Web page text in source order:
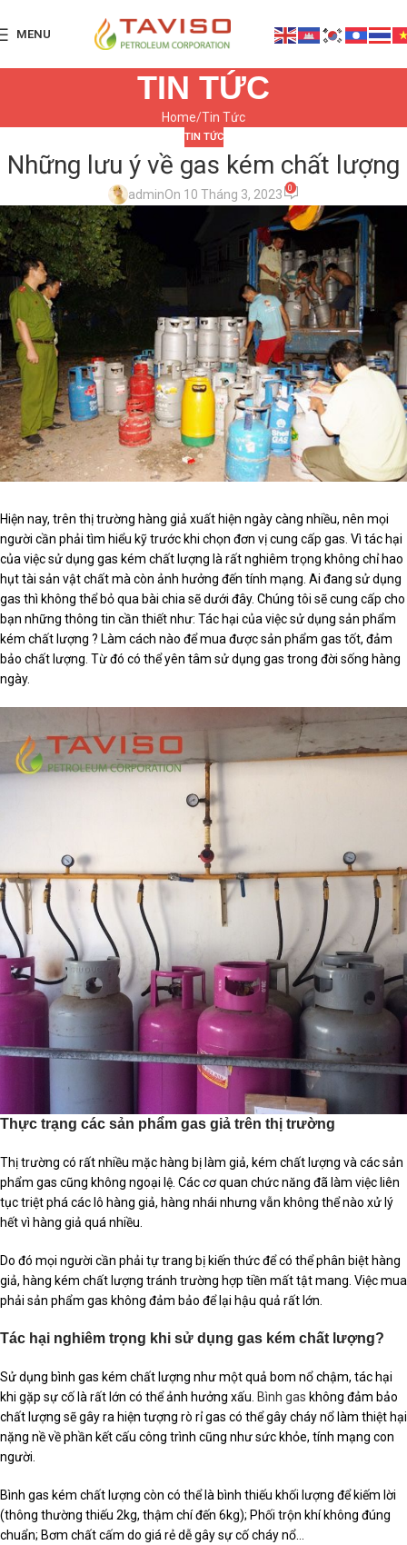
MENU
TIN TỨC
Home Tin Tức
TIN TỨC
Những lưu ý về gas kém chất lượng
adminOn 10 Tháng 3, 2023 0
Hiện nay, trên thị trường hàng giả xuất hiện ngày càng nhiều, nên mọi
người cần phải tìm hiểu kỹ trước khi chọn đơn vị cung cấp gas. Vì tác hại
của việc sử dụng gas kém chất lượng là rất nghiêm trọng không chỉ hao
hụt tài sản vật chất mà còn ảnh hưởng đến tính mạng. Ai đang sử dụng
gas thì không thể bỏ qua bài chia sẽ dưới đây. Chúng tôi sẽ cung cấp cho
bạn những thông tin cần thiết như: Tác hại của việc sử dụng sản phẩm
kém chất lượng ? Làm cách nào để mua được sản phẩm gas tốt, đảm
bảo chất lượng. Từ đó có thể yên tâm sử dụng gas trong đời sống hàng
ngày.
Thực trạng các sản phẩm gas giả trên thị trường
Thị trường có rất nhiều mặc hàng bị làm giả, kém chất lượng và các sản
phẩm gas cũng không ngoại lệ. Các cơ quan chức năng đã làm việc liên
tục triệt phá các lô hàng giả, hàng nhái nhưng vẫn không thể nào xử lý
hết vì hàng giả quá nhiều.
Do đó mọi người cần phải tự trang bị kiến thức để có thể phân biệt hàng
giả, hàng kém chất lượng tránh trường hợp tiền mất tật mang. Việc mua
phải sản phẩm gas không đảm bảo để lại hậu quả rất lớn.
Tác hại nghiêm trọng khi sử dụng gas kém chất lượng?
Sử dụng bình gas kém chất lượng như một quả bom nổ chậm, tác hại
khi gặp sự cố là rất lớn có thể ảnh hưởng xấu. Bình gas không đảm bảo
chất lượng sẽ gây ra hiện tượng rò rỉ gas có thể gây cháy nổ làm thiệt hại
nặng nề về phần kết cấu công trình cũng như sức khỏe, tính mạng con
người.
Bình gas kém chất lượng còn có thể là bình thiếu khối lượng để kiếm lời
(thông thường thiếu 2kg, thậm chí đến 6kg); Phối trộn khí không đúng
chuẩn; Bơm chất cấm do giá rẻ dễ gây sự cố cháy nổ…